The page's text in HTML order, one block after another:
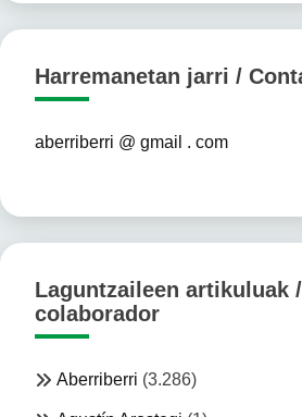
Harremanetan jarri /
aberriberri @ gmail . com
Laguntzaileen artikuluak
colaborador
Aberriberri (3.286)